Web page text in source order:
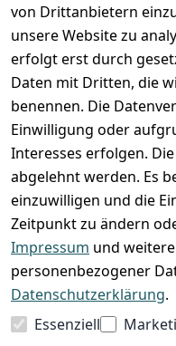
von Drittanbietern
unsere Website zu
erfolgt erst durch
Daten mit Dritten, die
benennen. Die
Einwilligung oder
Interesses erfolgen.
abgelehnt werden. Es
einzuwilligen und die
Zeitpunkt zu ändern
Impressum und
personenbezogener
Datenschutzerklärung.
Essenziell